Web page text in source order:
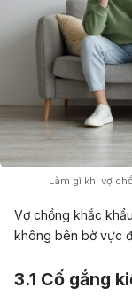
Làm gì khi vợ
Vợ chồng khắc
không bên bờ vực
3.1 Cố gắng